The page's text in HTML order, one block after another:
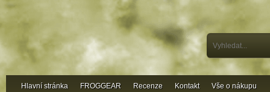
Hlavní stránka FROGGEAR Recenze Kontakt Vše o nákupu